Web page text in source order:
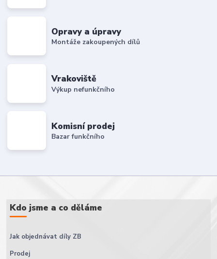
Opravy a úpravy
Montáže zakoupených dílů
Vrakoviště
Výkup nefunkčního
Komisní prodej
Bazar funkčního
Kdo jsme a co děláme
Jak objednávat díly ZB
Prodej